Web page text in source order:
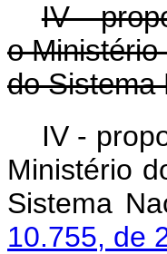
IV -
o
do Sistema
IV -
Ministério
Sistema
10.755, de